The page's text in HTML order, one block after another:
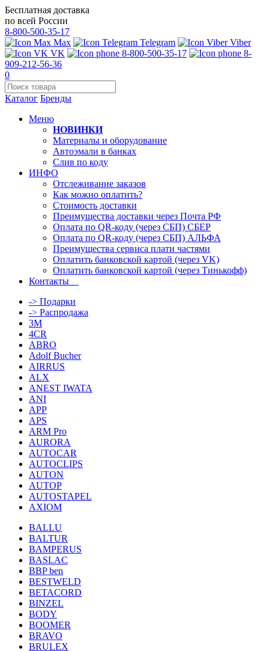
Бесплатная доставка
по всей России
8-800-500-35-17
Max
Telegram
Viber
VK
8-800-500-35-17
8-
909-212-56-36
0
Каталог Бренды
Меню
НОВИНКИ
Материалы и оборудование
Автоэмали в банках
Слив по коду
ИНФО
Отслеживание заказов
Как можно оплатить?
Стоимость доставки
Преимущества доставки через Почта РФ
Оплата по QR-коду (через СБП) СБЕР
Оплата по QR-коду (через СБП) АЛЬФА
Преимущества сервиса плати частями
Оплатить банковской картой (через VK)
Оплатить банковской картой (через Тинькофф)
Контакты
-> Подарки
-> Распродажа
3M
4CR
ABRO
Adolf Bucher
AIRRUS
ALX
ANEST IWATA
ANI
APP
APS
ARM Pro
AURORA
AUTOCAR
AUTOCLIPS
AUTON
AUTOP
AUTOSTAPEL
AXIOM
BALLU
BALTUR
BAMPERUS
BASLAC
BBP ben
BESTWELD
BETACORD
BINZEL
BODY
BOOMER
BRAVO
BRULEX